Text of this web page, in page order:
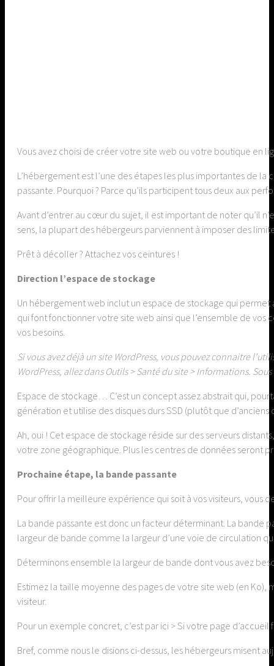
Vous avez choisi de créer votre site web ou votre boutique en
L’hébergement est l’une des étapes les plus importantes de la
passante. Pourquoi ? Parce qu’ils participent tous deux aux
Avant d’entrer au cœur du sujet, il est important de noter qu’il
sens, la plupart des hébergeurs parviennent à imposer des
Prêt à décoller ? Attachez vos ceintures !
Direction l’espace de stockage
Un hébergement web inclut un espace de stockage qui
qui font fonctionner votre site web ainsi que l’ensemble de
vos besoins.
Si vous avez déjà un site WordPress, vous pouvez connaitre
WordPress, allez dans Outils > Santé du site > Informations.
Espace de stockage… C’est un concept assez abstrait qui,
génération et utilise des disques durs SSD (plutôt que d’anciens
Ah, oui ! Cet espace de stockage réside sur des serveurs
votre zone géographique. Plus les centres de données seront
Prochaine étape, la bande passante
Pour offrir la meilleure expérience qui soit à vos visiteurs, vous
La bande passante est donc un facteur déterminant. La bande
largeur de bande comme la largeur d’une voie de circulation
Déterminons ensemble la largeur de bande dont vous avez
Estimez la taille moyenne des pages de votre site web (en
visiteur.
Pour un exemple concret, c’est par ici > Si votre page
Bref, comme nous le disions ci-dessus, les hébergeurs misent